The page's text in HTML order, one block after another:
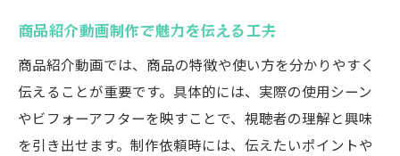
商品紹介動画制作で魅力を伝える工夫
商品紹介動画では、商品の特徴や使い方を分かりやすく
伝えることが重要です。具体的には、実際の使用シーン
やビフォーアフターを映すことで、視聴者の理解と興味
を引き出せます。制作依頼時には、伝えたいポイントや